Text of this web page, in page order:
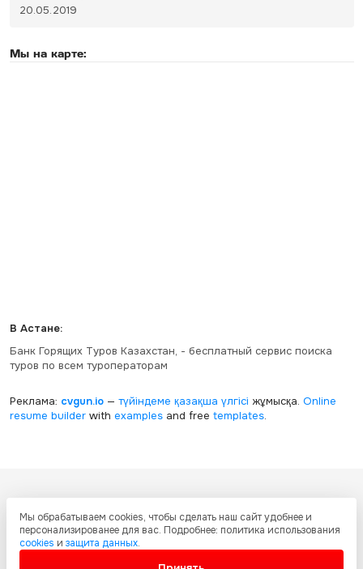
20.05.2019
Мы на карте:
В Астане:
Банк Горящих Туров Казахстан, - бесплатный сервис поиска
туров по всем туроператорам
Реклама: cvgun.io— түйіндеме қазақша үлгісі жұмысқа. Online
resume builderwith examplesand free templates.
графическое содержание, структуру и оформление страниц защищены
международными соглашениями и законодательством Республики
Казахстан об охране авторских прав и интеллектуальной собственности.
Любое копирование и распространение материалов сайта без
Мы обрабатываем cookies, чтобы сделать наш сайт удобнее и
персонализированее для вас. Подробнее: политика использования
cookies и защита данных.